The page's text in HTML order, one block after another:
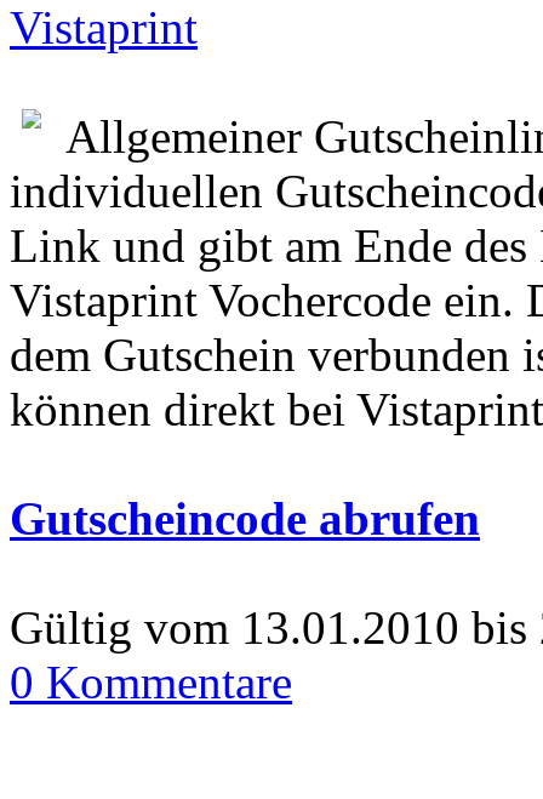
Vistaprint
Allgemeiner
individuellen
Link und gibt am Ende
Vistaprint Vochercode ein.
dem Gutschein verbunden
können direkt bei
Gutscheincode abrufen
Gültig vom 13.01.2010 bis
0 Kommentare